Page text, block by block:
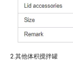
2.其他体积搅拌罐